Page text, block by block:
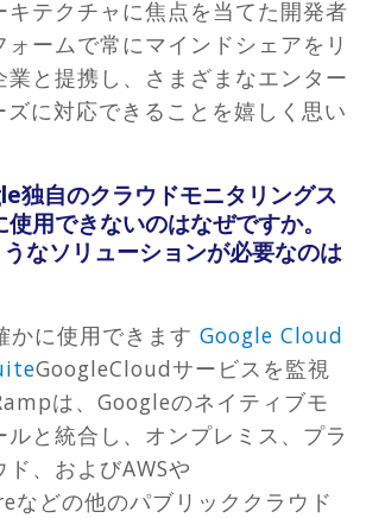
キテクチャに焦点を当てた開発者
ームで常にマインドシェアをリ
業と提携し、さまざまなエンター
に対応できることを嬉しく思い
独自のクラウドモニタリングス
用できないのはなぜですか。
なソリューションが必要なのは
かに使用できます Google Cloud
GoogleCloudサービスを監視
は、Googleのネイティブモ
ルと統合し、オンプレミス、プラ
、およびAWSや
どの他のパブリッククラウド